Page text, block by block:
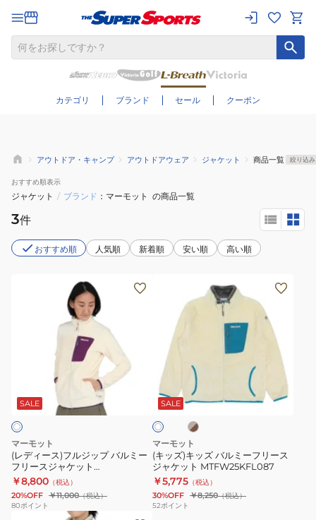
カテゴリ ブランド セール クーポン
さらに絞り込む
アウトドア・キャンプ アウトドアウェア ジャケット 商品一覧 絞り込み
おすすめ順表示
ジャケット / ブランド マーモット の商品一覧
3件
おすすめ順 人気順 新着順 安い順 高い順
ジ
ッ
プ
バ
ル
ミ
ー
SALE
マーモット
(レディース)フルジップ バルミー
フリースジャケット
MTFW25WFL040-C030
￥8,800 （税込）
20%OFF ￥11,000（税込）
80ポイント
バ
ル
ミ
ー
フ
リ
ー
ス
SALE
ア
イ
ボ
リ ュ
ラ
ウ
ン
マーモット
(キッズ)キッズ バルミーフリース
ジャケット MTFW25KFL087
￥5,775 （税込）
30%OFF ￥8,250（税込）
52ポイント